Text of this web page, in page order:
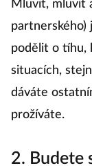
Mluvit, mluvit
partnerského)
podělit o tíhu,
situacích,
dáváte
prožíváte.
2. Budete